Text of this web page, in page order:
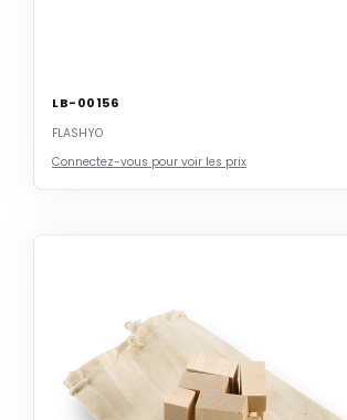
LB-00156
FLASHYO
Connectez-vous pour voir les prix